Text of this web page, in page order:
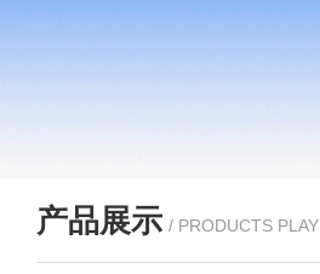
产品展示 / PRODUCTS PLAY